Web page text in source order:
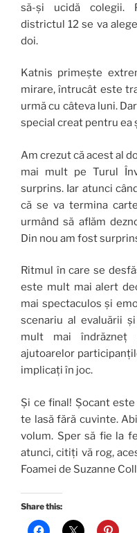
să-și ucidă colegii.
districtul 12 se va
doi.
Katnis primește
mirare, întrucât este
urmă cu câteva luni.
special creat pentru ea
Am crezut că acest al
mai mult pe Turul
surprins. Iar atunci
că se va termina
urmând să aflăm
Din nou am fost
Ritmul în care se
este mult mai alert
mai spectaculos și
scenariu al evaluării
mult mai
ajutoarelor
implicați în joc.
Și ce final! Șocant
te lasă fără cuvinte.
volum. Sper să fie la
atunci, citiți vă rog,
Foamei de Suzanne
Share this: